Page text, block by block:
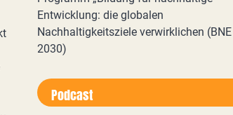
Entwicklung: die globalen
Nachhaltigkeitsziele verwirklichen (BNE
2030)
Podcast